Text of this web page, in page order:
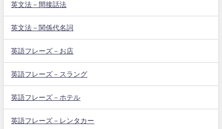
英文法－間接話法
英文法－関係代名詞
英語フレーズ－お店
英語フレーズ－スラング
英語フレーズ－ホテル
英語フレーズ－レンタカー